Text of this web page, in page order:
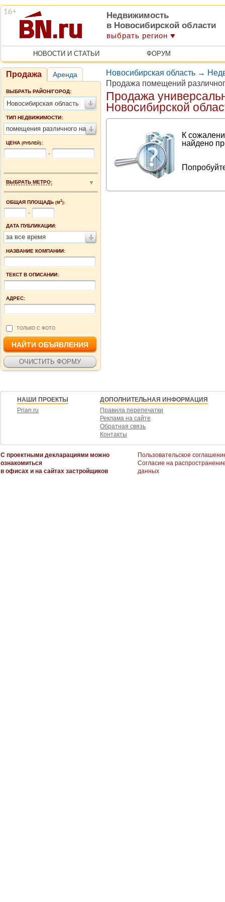
Недвижимость
в Новосибирской области
выбрать регион
НОВОСТИ И СТАТЬИ ФОРУМ
Продажа Аренда
ВЫБРАТЬ РАЙОН/ГОРОД:
Новосибирская область
ТИП НЕДВИЖИМОСТИ:
помещения различного назначения
ЦЕНА (РУБЛЕЙ):
-
ВЫБРАТЬ МЕТРО:
ОБЩАЯ ПЛОЩАДЬ (М2):
-
ДАТА ПУБЛИКАЦИИ:
за все время
НАЗВАНИЕ КОМПАНИИ:
ТЕКСТ В ОПИСАНИИ:
АДРЕС:
ТОЛЬКО С ФОТО
Новосибирская область →
Продажа помещений
Продажа
Новосибирской
К
найдено
НАШИ ПРОЕКТЫ
Prian.ru
ДОПОЛНИТЕЛЬНАЯ ИНФОРМАЦИЯ
Правила перепечатки
Реклама на сайте
Обратная связь
Контакты
С проектными декларациями можно
ознакомиться
в офисах и на сайтах застройщиков
Пользовательское
Согласие на
данных